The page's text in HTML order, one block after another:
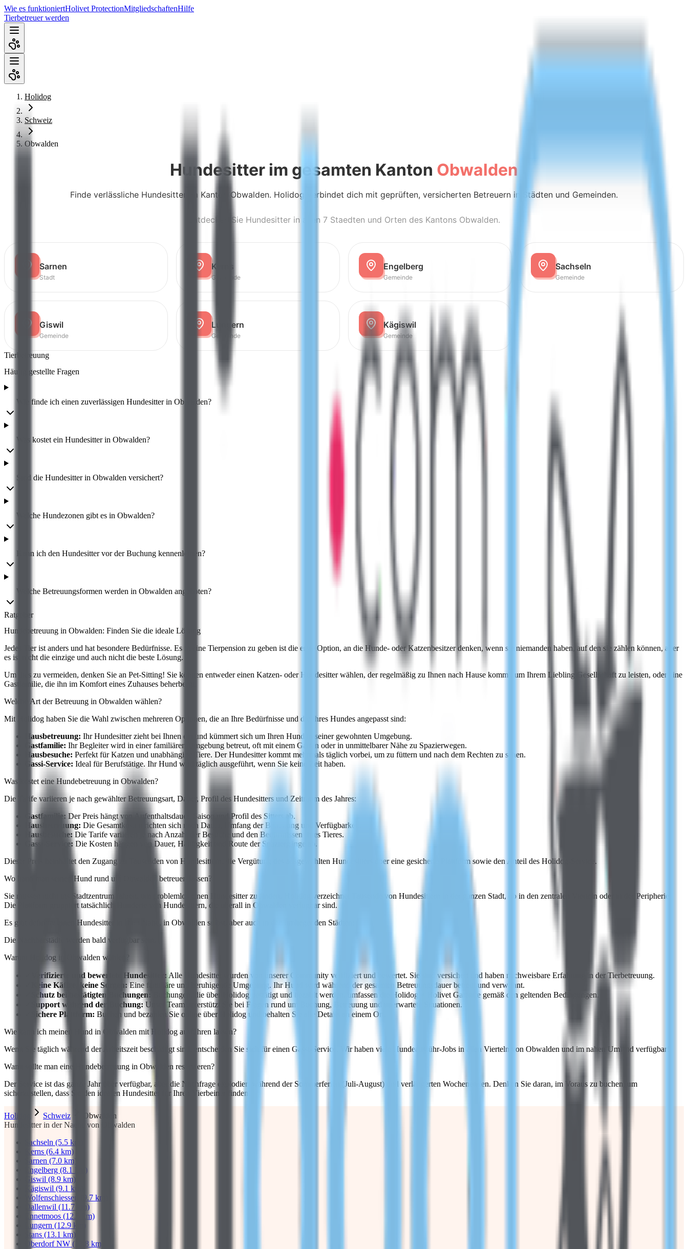
Wie es funktioniertHolivet ProtectionMitgliedschaftenHilfe
Tierbetreuer werden
Holidog
Schweiz
Obwalden
Hundesitter im gesamten Kanton Obwalden
Finde verlässliche Hundesitter im Kanton Obwalden. Holidog verbindet dich mit geprüften, versicherten Betreuern in Städten und Gemeinden.
Entdecken Sie Hundesitter in allen 7 Staedten und Orten des Kantons Obwalden.
Sarnen
Stadt
Kerns
Gemeinde
Engelberg
Gemeinde
Sachseln
Gemeinde
Giswil
Gemeinde
Lungern
Gemeinde
Kägiswil
Gemeinde
Tierbetreuung
Häufig gestellte Fragen
Wie finde ich einen zuverlässigen Hundesitter in Obwalden?
Was kostet ein Hundesitter in Obwalden?
Sind die Hundesitter in Obwalden versichert?
Welche Hundezonen gibt es in Obwalden?
Kann ich den Hundesitter vor der Buchung kennenlernen?
Welche Betreuungsformen werden in Obwalden angeboten?
Ratgeber
Hundebetreuung in Obwalden: Finden Sie die ideale Lösung
Jedes Tier ist anders und hat besondere Bedürfnisse. Es in eine Tierpension zu geben ist die erste Option, an die Hunde- oder Katzenbesitzer denken, wenn sie niemanden haben, auf den sie zählen können, aber
es ist nicht die einzige und auch nicht die beste Lösung.
Um dies zu vermeiden, denken Sie an Pet-Sitting! Sie können entweder einen Katzen- oder Hundesitter wählen, der regelmäßig zu Ihnen nach Hause kommt, um Ihrem Liebling Gesellschaft zu leisten, oder eine
Gastfamilie, die ihn im Komfort eines Zuhauses beherbergt.
Welche Art der Betreuung in Obwalden wählen?
Mit Holidog haben Sie die Wahl zwischen mehreren Optionen, die an Ihre Bedürfnisse und die Ihres Hundes angepasst sind:
Hausbetreuung: Ihr Hundesitter zieht bei Ihnen ein und kümmert sich um Ihren Hund in seiner gewohnten Umgebung.
Gastfamilie: Ihr Begleiter wird in einer familiären Umgebung betreut, oft mit einem Garten oder in unmittelbarer Nähe zu Spazierwegen.
Hausbesuche: Perfekt für Katzen und unabhängige Tiere. Der Hundesitter kommt mehrmals täglich vorbei, um zu füttern und nach dem Rechten zu sehen.
Gassi-Service: Ideal für Berufstätige. Ihr Hund wird täglich ausgeführt, wenn Sie keine Zeit haben.
Was kostet eine Hundebetreuung in Obwalden?
Die Tarife variieren je nach gewählter Betreuungsart, Dauer, Profil des Hundesitters und Zeitraum des Jahres:
Gastfamilie: Der Preis hängt von Aufenthaltsdauer, Saison und Profil des Sitters ab.
Hausbetreuung: Die Gesamtkosten richten sich nach Dauer, Umfang der Betreuung und Verfügbarkeit.
Hausbesuche: Die Tarife variieren je nach Anzahl der Besuche und den Bedürfnissen Ihres Tieres.
Gassi-Service: Die Kosten hängen von Dauer, Häufigkeit und Route der Spaziergänge ab.
Dieser Preis beinhaltet den Zugang zu Tausenden von Hundesittern, die Vergütung des ausgewählten Hundesitters über eine gesicherte Plattform sowie den Anteil des Holidog-Service.
Wo kann man seinen Hund rund um Obwalden betreuen lassen?
Sie müssen nicht ins Stadtzentrum fahren, um problemlos einen Hundesitter zu finden. Holidog verzeichnet Tausende von Hundesittern in der ganzen Stadt, ob in den zentralen Vierteln oder in der Peripherie.
Die Plattform gruppiert tatsächlich Hunderte von Hundesittern, die überall in Obwalden verfügbar sind.
Es gibt definitiv einen Hundesitter in Ihrer Nähe, in Obwalden selbst, aber auch in den umliegenden Städten:
Die Nachbarstädte werden bald verfügbar sein.
Warum Holidog in Obwalden wählen?
Verifizierte und bewertete Hundesitter: Alle Hundesitter wurden von unserer Community verifiziert und bewertet. Sie sind versichert und haben nachweisbare Erfahrung in der Tierbetreuung.
Keine Käfige, keine Sorgen: Eine familiäre und beruhigende Umgebung. Ihr Hund wird während der gesamten Betreuungsdauer betreut und verwöhnt.
Schutz bei bestätigten Buchungen:
Buchungen, die über Holidog bestätigt und bezahlt werden, umfassen die Holidog × Holivet Garantie gemäß den geltenden Bedingungen.
Support während der Buchung: Unser Team unterstützt Sie bei Fragen rund um Buchung, Betreuung und unerwartete Situationen.
Sichere Plattform: Buchen und bezahlen Sie online über Holidog und behalten Sie alle Details an einem Ort.
Wie kann ich meinen Hund in Obwalden mit Holidog ausführen lassen?
Wenn Sie täglich während der Arbeitszeit beschäftigt sind, entscheiden Sie sich für einen Gassi-Service. Wir haben viele Hundeausführ-Jobs in allen Vierteln von Obwalden und im nahen Umland verfügbar!
Wann sollte man eine Hundebetreuung in Obwalden reservieren?
Der Service ist das ganze Jahr über verfügbar, aber die Nachfrage explodiert während der Sommerferien (Juli-August) und verlängerten Wochenenden. Denken Sie daran, im Voraus zu buchen, um
sicherzustellen, dass Sie den idealen Hundesitter für Ihren Vierbeiner finden!
Holidog Schweiz
Obwalden
Hundesitter in der Naehe von Obwalden
Sachseln (5.5 km)
Kerns (6.4 km)
Sarnen (7.0 km)
Engelberg (8.1 km)
Giswil (8.9 km)
Kägiswil (9.1 km)
Wolfenschiessen (9.7 km)
Dallenwil (11.7 km)
Ennetmoos (12.5 km)
Lungern (12.9 km)
Stans (13.1 km)
Oberdorf NW (13.8 km)